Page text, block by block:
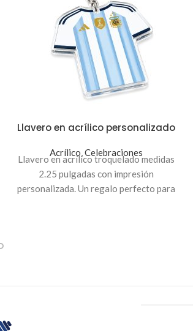
Llavero en acrílico personalizado
Acrílico,Celebraciones
Llavero en acrílico troquelado medidas
2.25 pulgadas con impresión
personalizada. Un regalo perfecto para